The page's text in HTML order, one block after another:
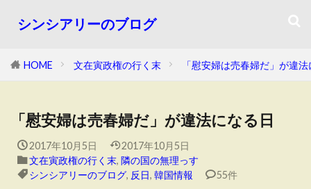
シンシアリーのブログ
HOME 文在寅政権の行く末 「慰安婦は売春婦だ」が違
「慰安婦は売春婦だ」が違法になる日
2017年10月5日
2017年10月5日
文在寅政権の行く末, 隣の国の無理っす
シンシアリーのブログ, 反日, 韓国情報 55件